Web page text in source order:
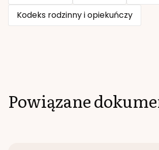
Kodeks rodzinny i opiekuńczy
Powiązane